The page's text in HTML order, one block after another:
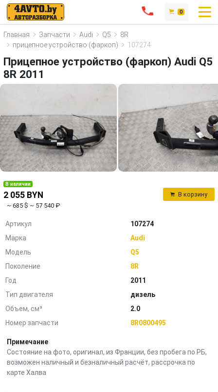
0
Главная Запчасти Audi Q5
8R
прицепное устройство (фаркоп)
107274
Прицепное устройство (фаркоп) Audi Q5
8R 2011
В наличии
2 055 BYN
~ 685 $ ~ 57 540 ₽
В корзину
Артикул
107274
Марка
Audi
Модель
Q5
Поколение
8R
Год
2011
Тип двигателя
дизель
Объем, см³
2.0
Номер запчасти
8R0800495
Примечание
Состояние на фото, оригинал, из Франции, без пробега по РБ,
возможен наличный и безналичный расчёт, рассрочка по
карте Халва